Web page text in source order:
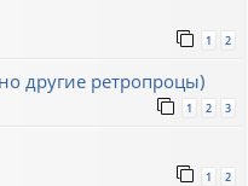
1 2
другие ретропроцы)
1 2 3
1 2